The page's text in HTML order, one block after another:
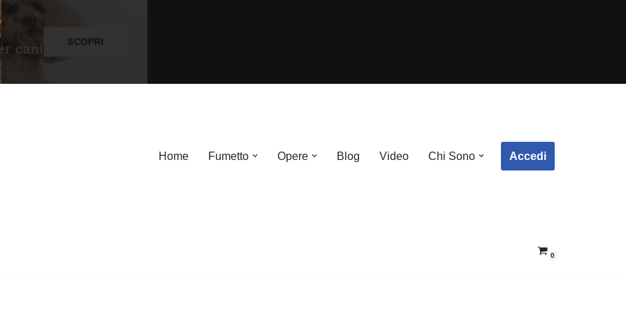
Home Fumetto Opere Blog Video Chi Sono Accedi
0